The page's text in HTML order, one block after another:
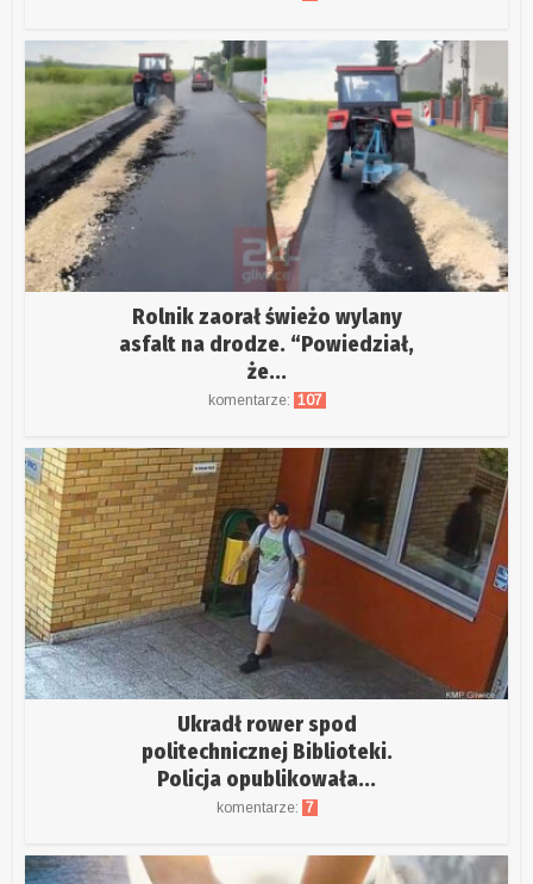
Rolnik zaorał świeżo wylany
asfalt na drodze. “Powiedział,
że...
komentarze: 107
Ukradł rower spod
politechnicznej Biblioteki.
Policja opublikowała...
komentarze: 7